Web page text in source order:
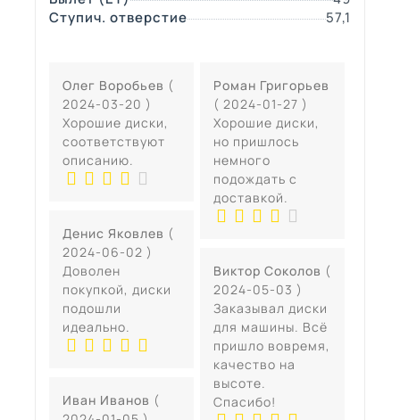
Ступич. отверстие
57,1
Олег Воробьев (
2024-03-20 )
Хорошие диски,
соответствуют
описанию.
Денис Яковлев (
2024-06-02 )
Доволен
покупкой, диски
подошли
идеально.
Иван Иванов (
Роман Григорьев
( 2024-01-27 )
Хорошие диски,
но пришлось
немного
подождать с
доставкой.
Виктор Соколов (
2024-05-03 )
Заказывал диски
для машины. Всё
пришло вовремя,
качество на
высоте.
Спасибо!